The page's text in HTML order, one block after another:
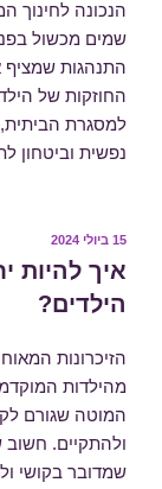
הנכונה לחינוך
שמים מכשול
התנהגות שמציף
החוזקות של
למסגרת הביתית,
נפשית וביטחון
פורסם
15 ביולי 2024
איך להיות
הילדים?
הזיכרונות
מהילדות
המוטה שגורם
ולהתקיים.
שמדובר בקושי